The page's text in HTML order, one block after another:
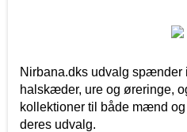
Nirbana.dks udvalg spænder
halskæder, ure og øreringe,
kollektioner til både mænd
deres udvalg.